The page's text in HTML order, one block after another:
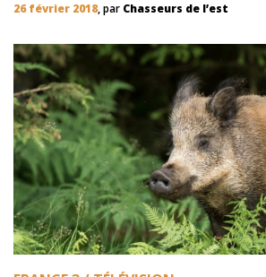
26 février 2018, par Chasseurs de l’est